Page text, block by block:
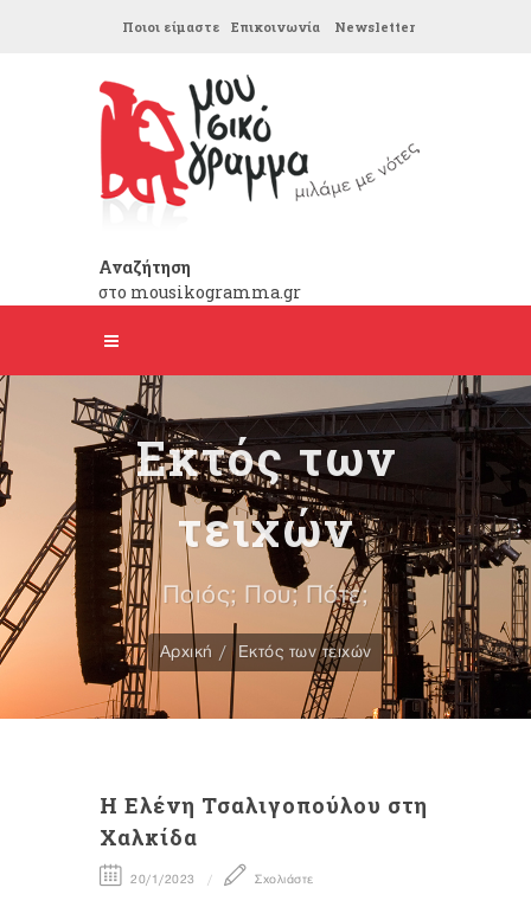
Ποιοι είμαστε Επικοινωνία Newsletter
Αναζήτηση
στο mousikogramma.gr
Εκτός των
τειχών
Ποιός; Που; Πότε;
Αρχική Εκτός των τειχών
Η Ελένη Τσαλιγοπούλου στη
Χαλκίδα
20/1/2023 Σχολιάστε